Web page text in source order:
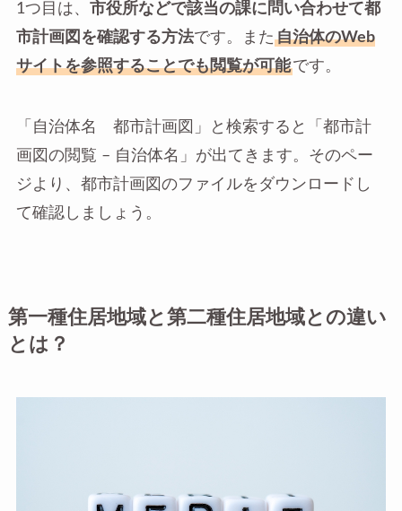
1つ目は、 市役所などで該当の課に問い合わせて都
市計画図を確認する方法です。また 自治体のWeb
サイトを参照することでも閲覧が可能です。
「自治体名 都市計画図」と検索すると「都市計
画図の閲覧 – 自治体名」が出てきます。そのペー
ジより、都市計画図のファイルをダウンロードし
て確認しましょう。
第一種住居地域と第二種住居地域との違い
とは？